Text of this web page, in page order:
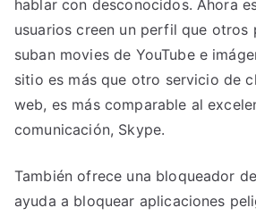
hablar con desconocidos. Ahora
usuarios creen un perfil que otros
suban movies de YouTube e
sitio es más que otro servicio de
web, es más comparable al
comunicación, Skype.
También ofrece una bloqueador
ayuda a bloquear aplicaciones